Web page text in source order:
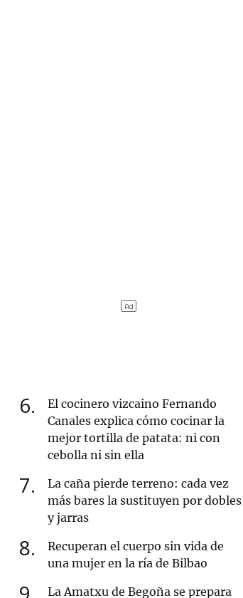
6
El cocinero vizcaino Fernando
Canales explica cómo cocinar la
mejor tortilla de patata: ni con
cebolla ni sin ella
7
La caña pierde terreno: cada vez
más bares la sustituyen por dobles
y jarras
8
Recuperan el cuerpo sin vida de
una mujer en la ría de Bilbao
La Amatxu de Begoña se prepara